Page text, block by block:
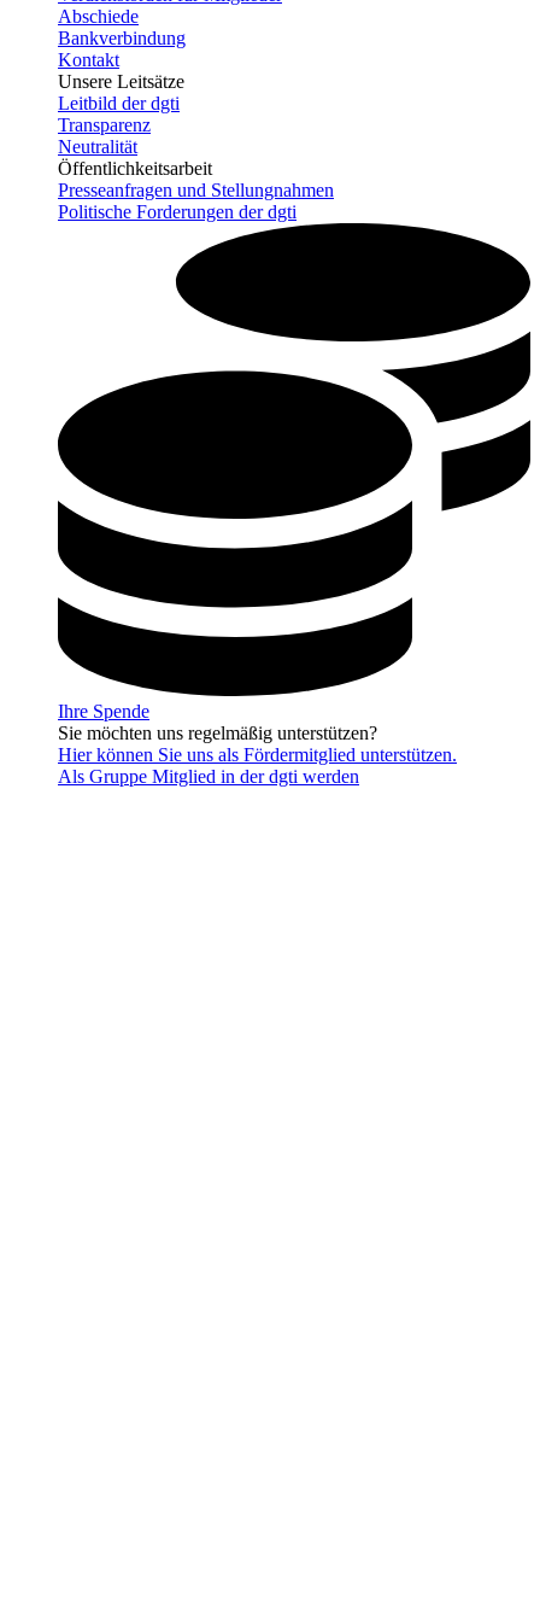
Abschiede
Bankverbindung
Kontakt
Unsere Leitsätze
Leitbild der dgti
Transparenz
Neutralität
Öffentlichkeitsarbeit
Presseanfragen und Stellungnahmen
Politische Forderungen der dgti
Ihre Spende
Sie möchten uns regelmäßig unterstützen?
Hier können Sie uns als Fördermitglied unterstützen.
Als Gruppe Mitglied in der dgti werden